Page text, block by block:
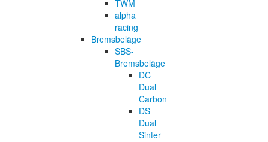
TWM
alpha
racing
Bremsbeläge
SBS-
Bremsbeläge
DC
Dual
Carbon
DS
Dual
Sinter